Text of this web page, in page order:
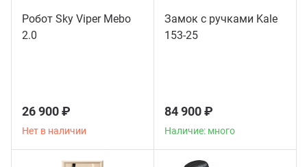
Робот Sky Viper Mebo
2.0
26 900 ₽
Нет в наличии
Замок с ручками Kale
153-25
84 900 ₽
Наличие: много